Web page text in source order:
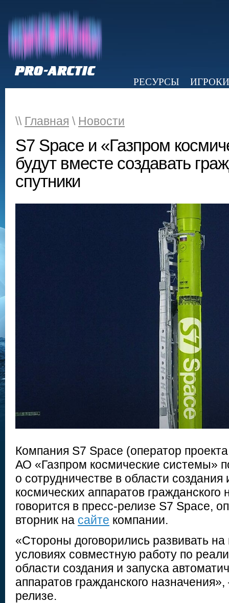
РЕСУРСЫ
ИГРОКИ
\\ Главная \ Новости
S7 Space и «Газпром
будут вместе создавать
спутники
Компания S7 Space (оператор
АО «Газпром космические системы»
о сотрудничестве в области создания
космических аппаратов
говорится в пресс-релизе S7 Space,
вторник на сайте компании.
«Стороны договорились развивать
условиях совместную работу по
области создания и запуска
аппаратов гражданского
релизе.